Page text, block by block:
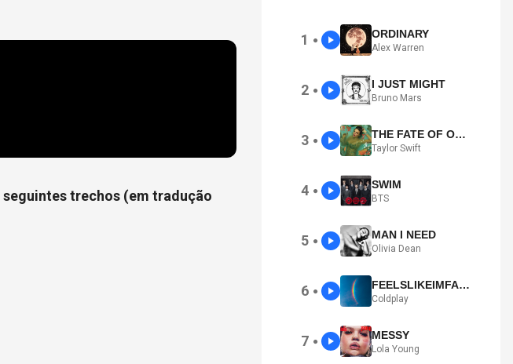
seguintes trechos (em tradução
1 ● ORDINARY
Alex Warren
2 ● I JUST MIGHT
Bruno Mars
3 ● THE FATE OF OPHELIA
Taylor Swift
4 ● SWIM
BTS
5 ● MAN I NEED
Olivia Dean
6 ● FEELSLIKEIMFALLINGINLOVE
Coldplay
7 ● MESSY
Lola Young